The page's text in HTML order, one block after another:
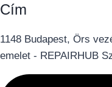
Cím
1148 Budapest, Örs
emelet - REPAIRHUB